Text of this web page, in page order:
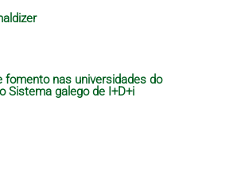
nas universidades do
Sistema galego de I+D+i